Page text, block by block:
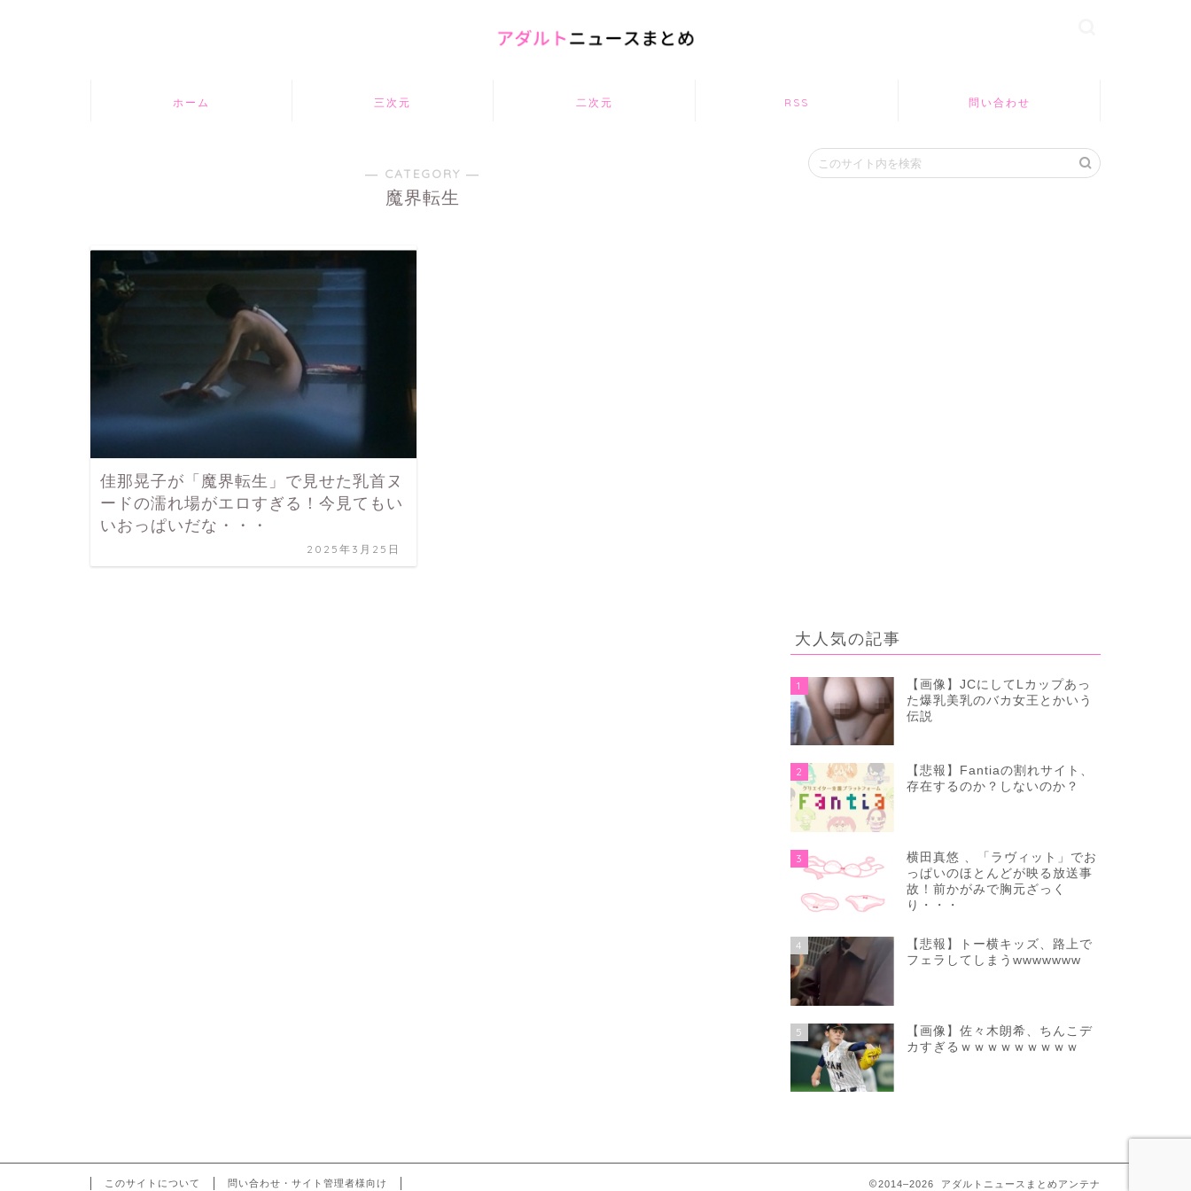
ホーム 三次元 二次元 RSS 問い合わせ
― CATEGORY ―
魔界転生
佳那晃子が「魔界転生」で見せた乳首ヌ
ードの濡れ場がエロすぎる！今見てもい
いおっぱいだな・・・
2025年3月25日
大人気の記事
1
【画像】JCにしてLカップあっ
た爆乳美乳のバカ女王とかいう
伝説
2
【悲報】Fantiaの割れサイト、
存在するのか？しないのか？
3
横田真悠 、「ラヴィット」でお
っぱいのほとんどが映る放送事
故！前かがみで胸元ざっく
り・・・
4
【悲報】トー横キッズ、路上で
フェラしてしまうwwwwwww
5
【画像】佐々木朗希、ちんこデ
カすぎるｗｗｗｗｗｗｗｗｗ
このサイトについて 問い合わせ・サイト管理者様向け 2014–2026 アダルトニュースまとめアンテナ